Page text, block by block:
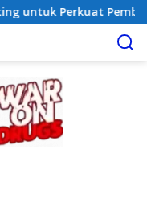
Pembangunan Desa